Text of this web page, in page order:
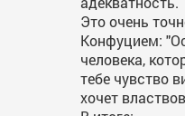
Это очень
Конфуцием:
человека,
тебе чувство
хочет